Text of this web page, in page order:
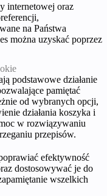
internetowej oraz
na Państwa
można uzyskać poprzez
podstawowe działanie
pamiętać
od wybranych opcji,
działania koszyka i
w rozwiązywaniu
przepisów.
efektywność
dostosowywać je do
wszelkich